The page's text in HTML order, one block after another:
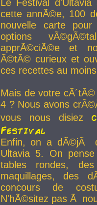
Le Festival
cette annÃ©e, 100
nouvelle carte
options
apprÃ©ciÃ©e et
Ã©tÃ© curieux et
ces recettes au
Mais de votre
4 ? Nous avons
vous nous disiez
Festival
Enfin, on a dÃ©jÃ
Ultavia 5. On
tables rondes,
maquillages, des
concours de
N'hÃ©sitez pas Ã